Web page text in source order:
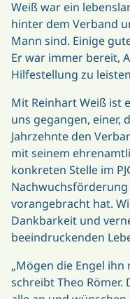
Weiß war ein
hinter dem Verband
Mann sind. Einige
Er war immer bereit,
Hilfestellung zu
Mit Reinhart Weiß ist
uns gegangen, einer,
Jahrzehnte den
mit seinem
konkreten Stelle im
vorangebracht hat.
Dankbarkeit und
beeindruckenden
„Mögen die Engel ihn
schreibt Theo Römer.